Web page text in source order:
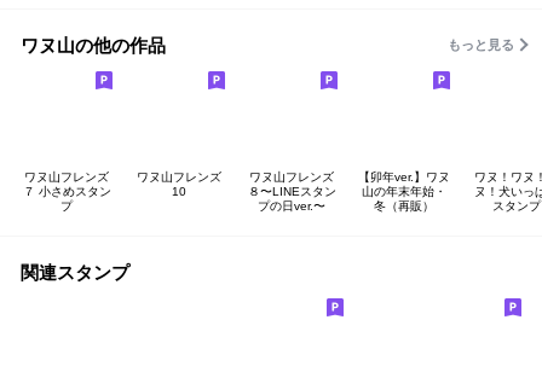
ワヌ山の他の作品 もっと見る
ワヌ山フレンズ
７ 小さめスタン
プ
ワヌ山フレンズ
10
ワヌ山フレンズ
８〜LINEスタン
プの日ver.〜
【卯年ver.】ワヌ
山の年末年始・
冬（再販）
ワヌ！ワヌ
ヌ！犬いっ
スタンプ
関連スタンプ